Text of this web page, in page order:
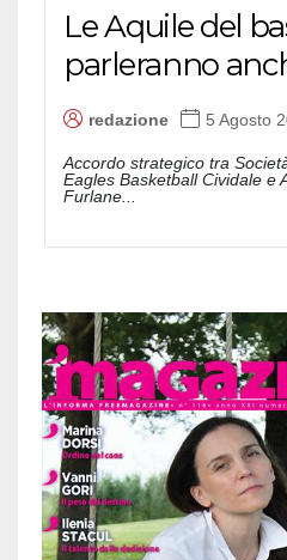
Le Aquile del
parleranno
redazione 5 Agosto
Accordo strategico tra
Eagles Basketball Cividale e
Furlane...